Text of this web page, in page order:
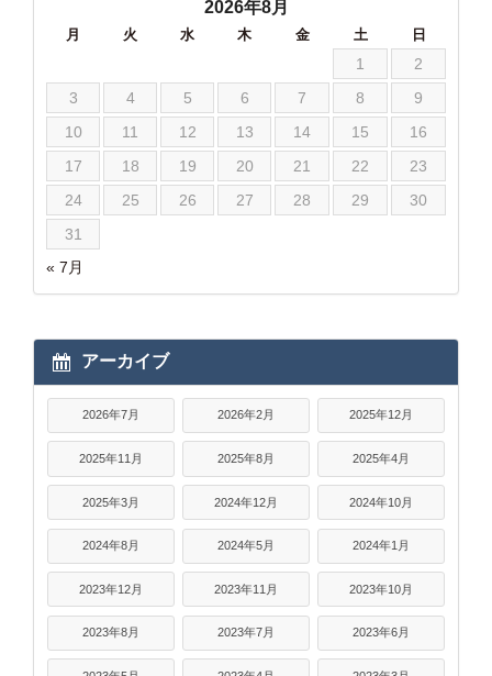
2026年8月
月 火 水 木 金 土 日
« 7月
1
2
3
4 5 6 7 8
9
10
11 12 13 14 15
16
17
18 19 20 21 22
23
24
25 26 27 28 29
30
31
アーカイブ
2026年7月 2026年2月 2025年12月
2025年11月 2025年8月 2025年4月
2025年3月 2024年12月 2024年10月
2024年8月 2024年5月 2024年1月
2023年12月 2023年11月 2023年10月
2023年8月 2023年7月 2023年6月